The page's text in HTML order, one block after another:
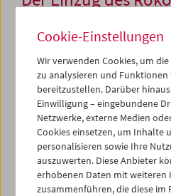
1989, 16mm, SW,93 min
Regie:Andreas Karner, Mara
Poschauko
Kamera:Ortrun Bauer, Ortrun
Darsteller*innen:Andreas
Ingeborg Konrad, Ingeborg
Mara Mattuschka, Hans
Poschauko
Sammlung:Österreichisches
Verleih:Sixpackfilm
Cookie-Einstellungen
Wir verwenden Cookies, um
zu analysieren und Funktionen
bereitzustellen. Darüber
Einwilligung – eingebundene
Netzwerke, externe Medien
Cookies einsetzen, um Inhalte
personalisieren sowie Ihre
auszuwerten. Diese Anbieter
erhobenen Daten mit
zusammenführen, die diese im